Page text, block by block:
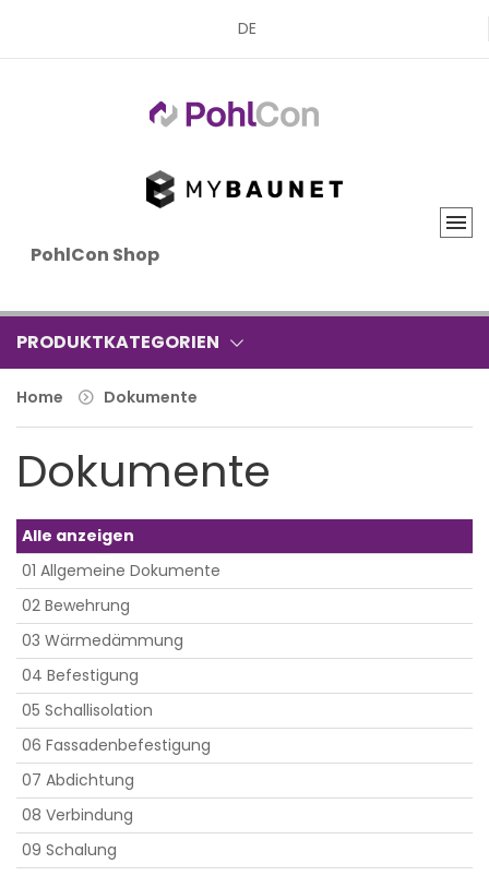
DE
PohlCon Shop
PRODUKTKATEGORIEN
Home Dokumente
Dokumente
Alle anzeigen
01 Allgemeine Dokumente
02 Bewehrung
03 Wärmedämmung
04 Befestigung
05 Schallisolation
06 Fassadenbefestigung
07 Abdichtung
08 Verbindung
09 Schalung